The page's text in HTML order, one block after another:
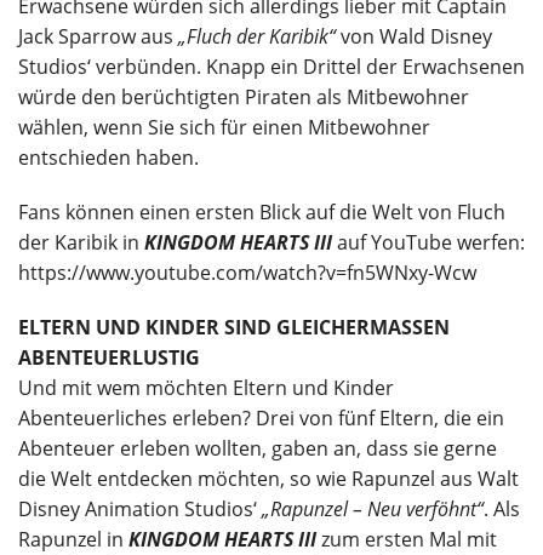
Erwachsene würden sich allerdings lieber mit Captain
Jack Sparrow aus „Fluch der Karibik“von Wald Disney
Studios‘ verbünden. Knapp ein Drittel der Erwachsenen
würde den berüchtigten Piraten als Mitbewohner
wählen, wenn Sie sich für einen Mitbewohner
entschieden haben.
Fans können einen ersten Blick auf die Welt von Fluch
der Karibik in KINGDOM HEARTS IIIauf YouTube werfen:
https://www.youtube.com/watch?v=fn5WNxy-Wcw
ELTERN UND KINDER SIND GLEICHERMASSEN
ABENTEUERLUSTIG
Und mit wem möchten Eltern und Kinder
Abenteuerliches erleben? Drei von fünf Eltern, die ein
Abenteuer erleben wollten, gaben an, dass sie gerne
die Welt entdecken möchten, so wie Rapunzel aus Walt
Disney Animation Studios‘„Rapunzel – Neu verföhnt“. Als
Rapunzel in KINGDOM HEARTS IIIzum ersten Mal mit